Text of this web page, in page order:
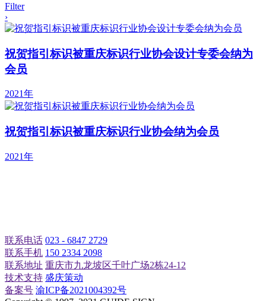
Filter
›
祝贺指引标识被重庆标识行业协会设计专委会纳为
会员
2021年
祝贺指引标识被重庆标识行业协会纳为会员
2021年
›
联系电话 023 - 6847 2729
联系手机 150 2334 2098
联系地址 重庆市九龙坡区千叶广场2栋24-12
技术支持 盛庆策动
备案号 渝ICP备2021004392号